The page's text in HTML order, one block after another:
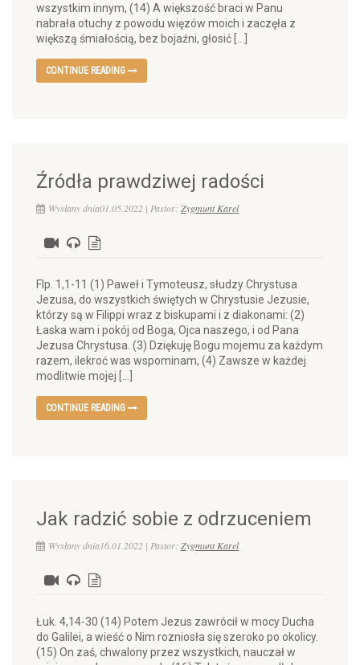
wszystkim innym, (14) A większość braci w Panu
nabrała otuchy z powodu więzów moich i zaczęła z
większą śmiałością, bez bojaźni, głosić […]
CONTINUE READING
Źródła prawdziwej radości
Wysłany dnia01.05.2022 | Pastor: Zygmunt Karel
Flp. 1,1-11 (1) Paweł i Tymoteusz, słudzy Chrystusa
Jezusa, do wszystkich świętych w Chrystusie Jezusie,
którzy są w Filippi wraz z biskupami i z diakonami: (2)
Łaska wam i pokój od Boga, Ojca naszego, i od Pana
Jezusa Chrystusa. (3) Dziękuję Bogu mojemu za każdym
razem, ilekroć was wspominam, (4) Zawsze w każdej
modlitwie mojej […]
CONTINUE READING
Jak radzić sobie z odrzuceniem
Wysłany dnia16.01.2022 | Pastor: Zygmunt Karel
Łuk. 4,14-30 (14) Potem Jezus zawrócił w mocy Ducha
do Galilei, a wieść o Nim rozniosła się szeroko po okolicy.
(15) On zaś, chwalony przez wszystkich, nauczał w